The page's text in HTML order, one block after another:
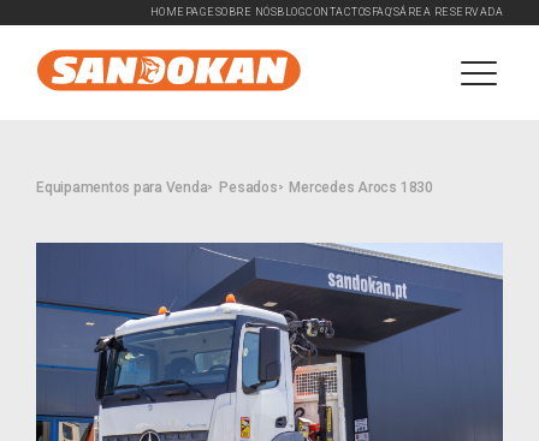
HOMEPAGE SOBRE NÓSBLOGCONTACTOS FAQ'SÁREA RESERVADA
Equipamentos para Venda Pesados Mercedes Arocs 1830